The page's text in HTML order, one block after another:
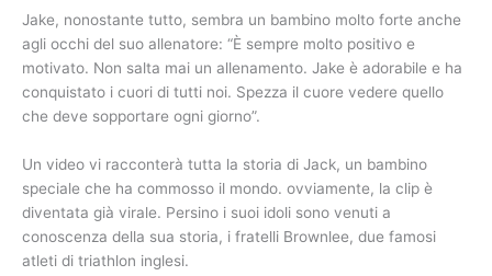
Jake, nonostante tutto, sembra un bambino molto forte anche
agli occhi del suo allenatore: “È sempre molto positivo e
motivato. Non salta mai un allenamento. Jake è adorabile e ha
conquistato i cuori di tutti noi. Spezza il cuore vedere quello
che deve sopportare ogni giorno”.
Un video vi racconterà tutta la storia di Jack, un bambino
speciale che ha commosso il mondo. ovviamente, la clip è
diventata già virale. Persino i suoi idoli sono venuti a
conoscenza della sua storia, i fratelli Brownlee, due famosi
atleti di triathlon inglesi.